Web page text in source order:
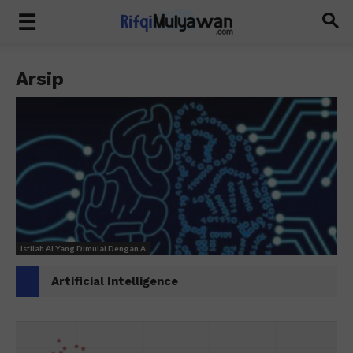
Arsip
Istilah AI Yang Dimulai Dengan A
Artificial Intelligence